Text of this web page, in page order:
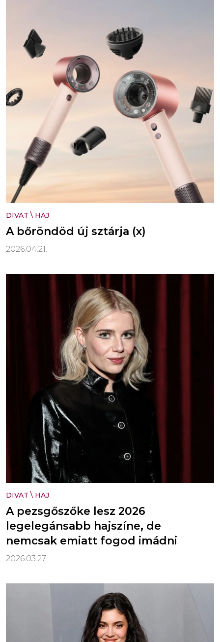
DIVAT \ HAJ
A bőröndöd új sztárja (x)
2026.04.21.
DIVAT \ HAJ
A pezsgőszőke lesz 2026
legelegánsabb hajszíne, de
nemcsak emiatt fogod imádni
2026.03.27.